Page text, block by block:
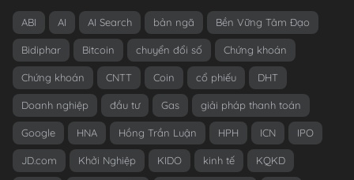
ABI AI AI Search bản ngã Bền Vững Tâm Đạo
Bidiphar Bitcoin chuyển đổi số Chứng khoán
Chứng khoán CNTT Coin cổ phiếu DHT
Doanh nghiệp đầu tư Gas giải pháp thanh toán
Google HNA Hồng Trần Luận HPH ICN IPO
JD.com Khởi Nghiệp KIDO kinh tế KQKD